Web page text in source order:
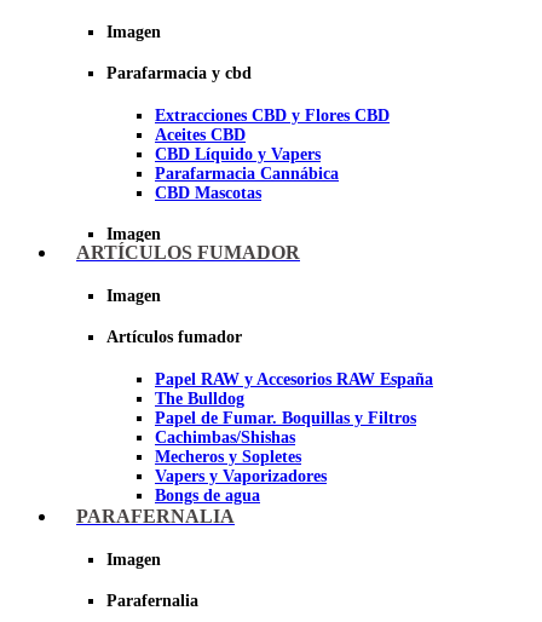
Imagen
Parafarmacia y cbd
Extracciones CBD y Flores CBD
Aceites CBD
CBD Líquido y Vapers
Parafarmacia Cannábica
CBD Mascotas
Imagen
ARTÍCULOS FUMADOR
Imagen
Artículos fumador
Papel RAW y Accesorios RAW España
The Bulldog
Papel de Fumar. Boquillas y Filtros
Cachimbas/Shishas
Mecheros y Sopletes
Vapers y Vaporizadores
Bongs de agua
Bandejas para liar
Ceniceros para Fumadores
Pipas BHO
Dabbers
PARAFERNALIA
Imagen
Parafernalia